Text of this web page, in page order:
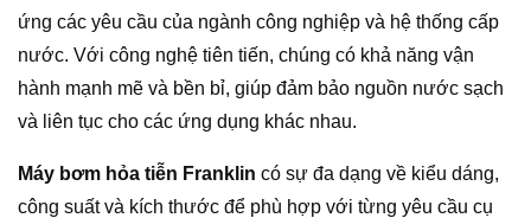
ứng các yêu cầu của ngành công nghiệp và hệ thống cấp
nước. Với công nghệ tiên tiến, chúng có khả năng vận
hành mạnh mẽ và bền bỉ, giúp đảm bảo nguồn nước sạch
và liên tục cho các ứng dụng khác nhau.
Máy bơm hỏa tiễn Franklin có sự đa dạng về kiểu dáng,
công suất và kích thước để phù hợp với từng yêu cầu cụ